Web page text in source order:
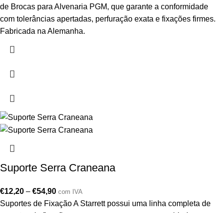
de Brocas para Alvenaria PGM, que garante a conformidade
com tolerâncias apertadas, perfuração exata e fixações firmes.
Fabricada na Alemanha.
Suporte Serra Craneana
€12,20 – €54,90 com IVA
Suportes de Fixação A Starrett possui uma linha completa de